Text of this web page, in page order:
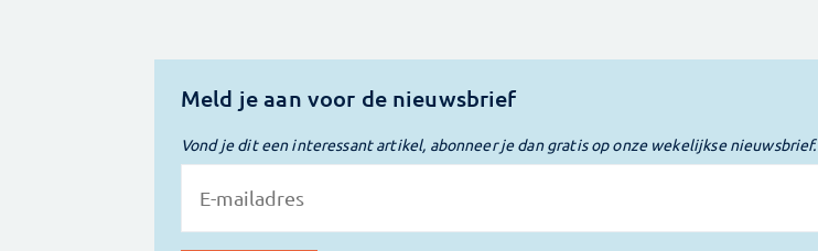
Meld je aan voor de nieuwsbrief
Vond je dit een interessant artikel, abonneer je dan gratis op onze wekelijkse nieuwsbrief.